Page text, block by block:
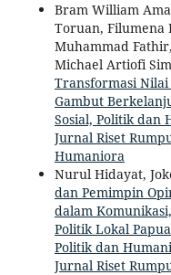
Bram William
Toruan, Filumena
Muhammad
Michael Artiofi
Transformasi
Gambut
Sosial, Politik dan
Jurnal Riset
Humaniora
Nurul Hidayat,
dan Pemimpin
dalam
Politik Lokal Papua
Politik dan
Jurnal Riset